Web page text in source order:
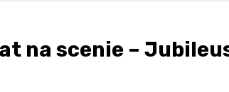
na scenie –